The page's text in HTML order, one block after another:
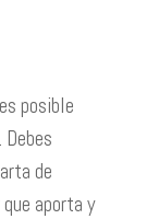
posible
de
aporta y